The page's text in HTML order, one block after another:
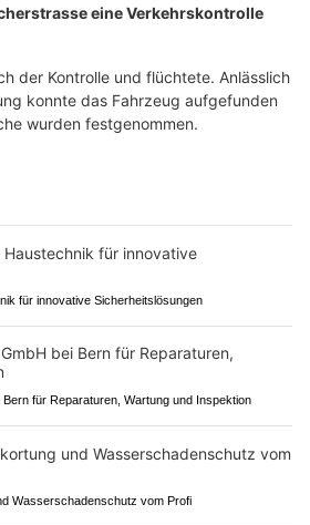
eine Verkehrskontrolle
der Kontrolle und flüchtete. Anlässlich
konnte das Fahrzeug aufgefunden
wurden festgenommen.
für innovative Sicherheitslösungen
für Reparaturen, Wartung und Inspektion
Wasserschadenschutz vom Profi